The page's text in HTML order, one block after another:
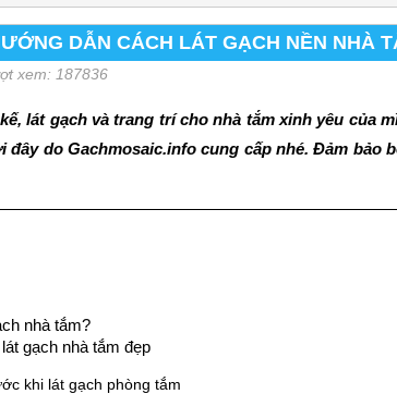
DẪN CÁCH LÁT GẠCH NỀN NHÀ
xem: 187836
lát gạch và trang trí cho nhà tắm xinh yêu của
do Gachmosaic.info cung cấp nhé. Đảm bảo
nhà tắm?
gạch nhà tắm đẹp
khi lát gạch phòng tắm